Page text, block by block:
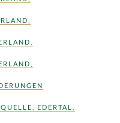
EDERTAL